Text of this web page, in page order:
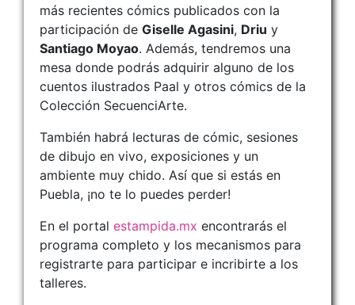
más recientes cómics publicados con la
participación de Giselle Agasini, Driu y
Santiago Moyao. Además, tendremos una
mesa donde podrás adquirir alguno de los
cuentos ilustrados Paal y otros cómics de la
Colección SecuenciArte.
También habrá lecturas de cómic, sesiones
de dibujo en vivo, exposiciones y un
ambiente muy chido. Así que si estás en
Puebla, ¡no te lo puedes perder!
En el portal estampida.mx encontrarás el
programa completo y los mecanismos para
registrarte para participar e incribirte a los
talleres.